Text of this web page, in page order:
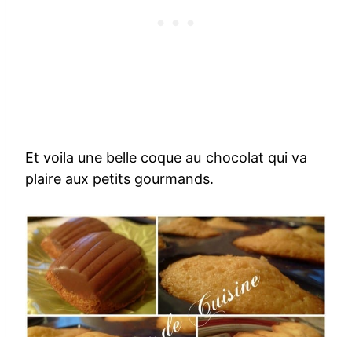
Et voila une belle coque au chocolat qui va
plaire aux petits gourmands.